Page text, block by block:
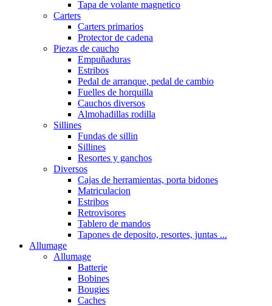
Tapa de volante magnetico
Carters
Carters primarios
Protector de cadena
Piezas de caucho
Empuñaduras
Estribos
Pedal de arranque, pedal de cambio
Fuelles de horquilla
Cauchos diversos
Almohadillas rodilla
Sillines
Fundas de sillin
Sillines
Resortes y ganchos
Diversos
Cajas de herramientas, porta bidones
Matriculacion
Estribos
Retrovisores
Tablero de mandos
Tapones de deposito, resortes, juntas ...
Allumage
Allumage
Batterie
Bobines
Bougies
Caches